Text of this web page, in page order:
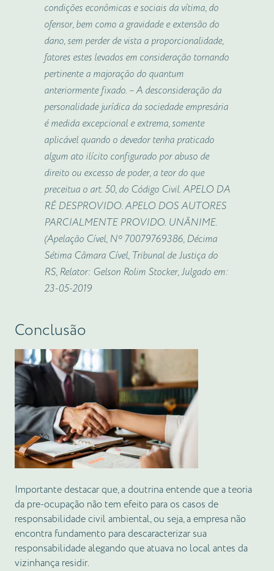
condições econômicas e sociais da vítima, do
ofensor, bem como a gravidade e extensão do
dano, sem perder de vista a proporcionalidade,
fatores estes levados em consideração tornando
pertinente a majoração do quantum
anteriormente fixado. – A desconsideração da
personalidade jurídica da sociedade empresária
é medida excepcional e extrema, somente
aplicável quando o devedor tenha praticado
algum ato ilícito configurado por abuso de
direito ou excesso de poder, a teor do que
preceitua o art. 50, do Código Civil. APELO DA
RÉ DESPROVIDO. APELO DOS AUTORES
PARCIALMENTE PROVIDO. UNÂNIME.
(Apelação Cível, Nº 70079769386, Décima
Sétima Câmara Cível, Tribunal de Justiça do
RS, Relator: Gelson Rolim Stocker, Julgado em:
23-05-2019
Conclusão
Importante destacar que, a doutrina entende que a teoria
da pre-ocupação não tem efeito para os casos de
responsabilidade civil ambiental, ou seja, a empresa não
encontra fundamento para descaracterizar sua
responsabilidade alegando que atuava no local antes da
vizinhança residir.